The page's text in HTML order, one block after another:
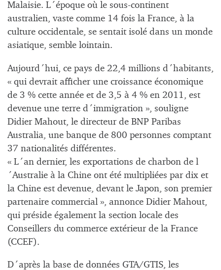
Malaisie. L´époque où le sous-continent
australien, vaste comme 14 fois la France, à la
culture occidentale, se sentait isolé dans un monde
asiatique, semble lointain.
Aujourd´hui, ce pays de 22,4 millions d´habitants,
« qui devrait afficher une croissance économique
de 3 % cette année et de 3,5 à 4 % en 2011, est
devenue une terre d´immigration », souligne
Didier Mahout, le directeur de BNP Paribas
Australia, une banque de 800 personnes comptant
37 nationalités différentes.
« L´an dernier, les exportations de charbon de l
´Australie à la Chine ont été multipliées par dix et
la Chine est devenue, devant le Japon, son premier
partenaire commercial », annonce Didier Mahout,
qui préside également la section locale des
Conseillers du commerce extérieur de la France
(CCEF).
D´après la base de données GTA/GTIS, les